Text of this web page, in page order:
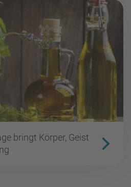
bringt Körper, Geist